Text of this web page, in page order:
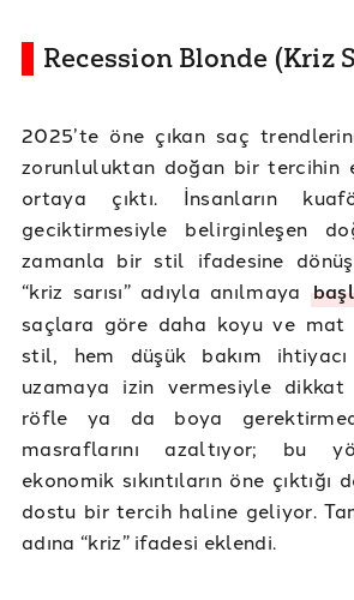
Recession Blonde (Kriz
2025’te öne çıkan saç
zorunluluktan doğan bir tercihin
ortaya çıktı. İnsanların
geciktirmesiyle belirginleşen
zamanla bir stil ifadesine
“kriz sarısı” adıyla anılmaya
saçlara göre daha koyu ve
stil, hem düşük bakım
uzamaya izin vermesiyle dikkat
röfle ya da boya
masraflarını azaltıyor; bu
ekonomik sıkıntıların öne
dostu bir tercih haline geliyor.
adına “kriz” ifadesi eklendi.